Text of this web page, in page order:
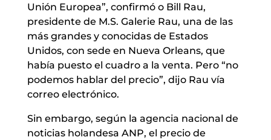
Unión Europea”, confirmó o Bill Rau,
presidente de M.S. Galerie Rau, una de las
más grandes y conocidas de Estados
Unidos, con sede en Nueva Orleans, que
había puesto el cuadro a la venta. Pero “no
podemos hablar del precio”, dijo Rau vía
correo electrónico.
Sin embargo, según la agencia nacional de
noticias holandesa ANP, el precio de